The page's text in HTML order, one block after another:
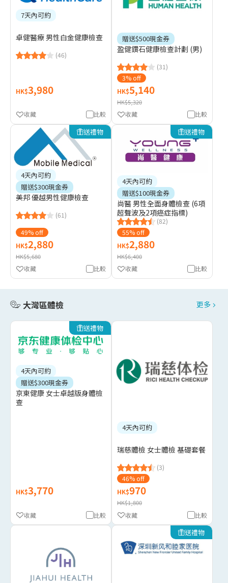
7天內可約
卓健醫療 男性白金健康檢查
(46)
HK$3,980
比較
收藏
贈送$500現金券
盈健鑽石健康檢查計劃 (男)
(31)
3% off
HK$5,140
HK$5,320
比較
收藏
送禮物
4天內可約
贈送$300現金券
美邦 優越男性健康檢查
(61)
49% off
HK$2,880
HK$5,680
比較
收藏
送禮物
4天內可約
贈送$100現金券
尚醫 男性全面身體檢查 (6項
超聲波及2項癌症指標)
(82)
55% off
HK$2,880
HK$6,400
比較
收藏
大灣區體檢 更多
送禮物
4天內可約
贈送$300現金券
京東健康 女士卓越版身體檢
查
HK$3,770
比較
收藏
4天內可約
瑞慈體檢 女士體檢 基礎套餐
(3)
46% off
HK$970
HK$1,800
比較
收藏
送禮物